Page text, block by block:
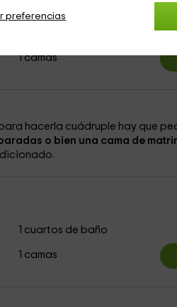
preferencias
1 camas
hacerla cuádruple hay que
o bien una cama de
1 cuartos de baño
1 camas